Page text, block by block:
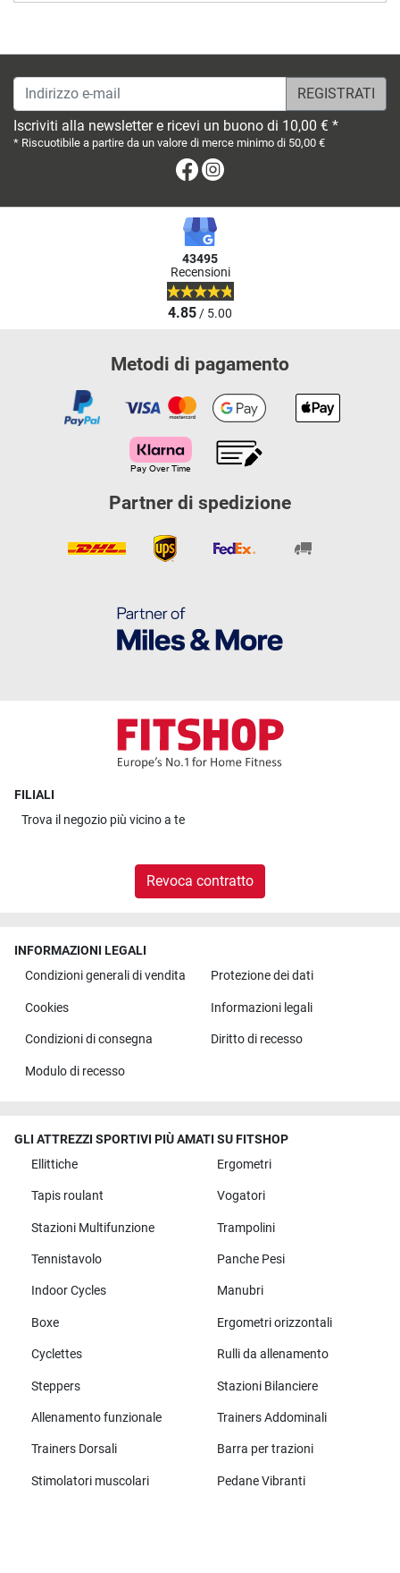
Indirizzo e-mail
Iscriviti alla newsletter e ricevi un buono di 10,00 € *
* Riscuotibile a partire da un valore di merce minimo di 50,00 €
Facebook
43495
Recensioni
4.85/ 5.00
Metodi di pagamento
Partner di spedizione
FILIALI
Trova il negozio più vicino a te
Revoca contratto
INFORMAZIONI LEGALI
Condizioni generali di vendita
Protezione dei dati
Cookies Informazioni legali
Condizioni di consegna Diritto di recesso
Modulo di recesso
GLI ATTREZZI SPORTIVI PIÙ AMATI SU FITSHOP
Ellittiche
Ergometri
Tapis roulant Vogatori
Stazioni Multifunzione Trampolini
Tennistavolo Panche Pesi
Indoor Cycles Manubri
Boxe Ergometri orizzontali
Cyclettes Rulli da allenamento
Steppers Stazioni Bilanciere
Allenamento funzionale Trainers Addominali
Trainers Dorsali Barra per trazioni
Stimolatori muscolari Pedane Vibranti